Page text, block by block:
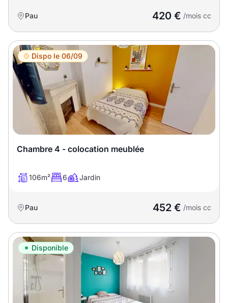
Pau 420 € /mois cc
Dispo le 06/09
Chambre 4 - colocation meublée
106m² 6 Jardin
Pau 452 € /mois cc
Disponible